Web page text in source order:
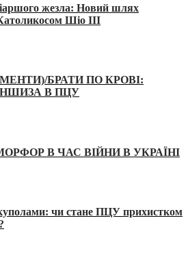
жезла: Новий шлях
Шіо III
БРАТИ ПО КРОВІ:
В ПЦУ
В ЧАС ВІЙНИ В УКРАЇНІ
чи стане ПЦУ прихистком